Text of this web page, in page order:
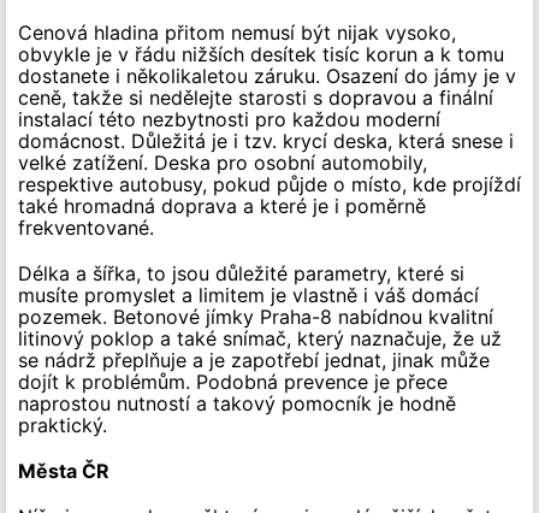
Cenová hladina přitom nemusí být nijak vysoko,
obvykle je v řádu nižších desítek tisíc korun a k tomu
dostanete i několikaletou záruku. Osazení do jámy je v
ceně, takže si nedělejte starosti s dopravou a finální
instalací této nezbytnosti pro každou moderní
domácnost. Důležitá je i tzv. krycí deska, která snese i
velké zatížení. Deska pro osobní automobily,
respektive autobusy, pokud půjde o místo, kde projíždí
také hromadná doprava a které je i poměrně
frekventované.
Délka a šířka, to jsou důležité parametry, které si
musíte promyslet a limitem je vlastně i váš domácí
pozemek. Betonové jímky Praha-8 nabídnou kvalitní
litinový poklop a také snímač, který naznačuje, že už
se nádrž přeplňuje a je zapotřebí jednat, jinak může
dojít k problémům. Podobná prevence je přece
naprostou nutností a takový pomocník je hodně
praktický.
Města ČR